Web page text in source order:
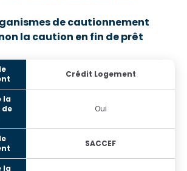
de cautionnement
la caution en fin de prêt
Crédit Logement
Oui
SACCEF